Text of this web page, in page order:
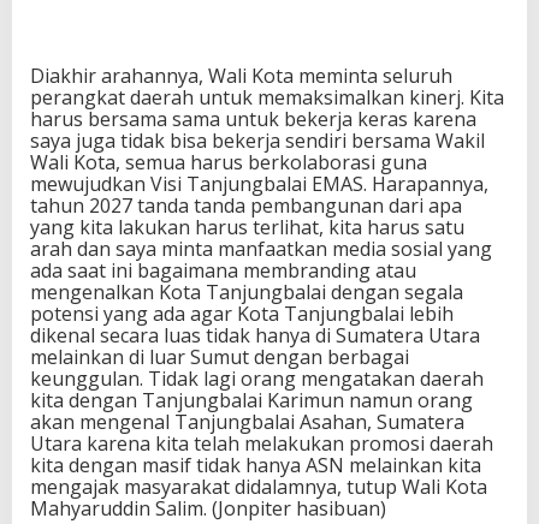
Diakhir arahannya, Wali Kota meminta seluruh
perangkat daerah untuk memaksimalkan kinerj. Kita
harus bersama sama untuk bekerja keras karena
saya juga tidak bisa bekerja sendiri bersama Wakil
Wali Kota, semua harus berkolaborasi guna
mewujudkan Visi Tanjungbalai EMAS. Harapannya,
tahun 2027 tanda tanda pembangunan dari apa
yang kita lakukan harus terlihat, kita harus satu
arah dan saya minta manfaatkan media sosial yang
ada saat ini bagaimana membranding atau
mengenalkan Kota Tanjungbalai dengan segala
potensi yang ada agar Kota Tanjungbalai lebih
dikenal secara luas tidak hanya di Sumatera Utara
melainkan di luar Sumut dengan berbagai
keunggulan. Tidak lagi orang mengatakan daerah
kita dengan Tanjungbalai Karimun namun orang
akan mengenal Tanjungbalai Asahan, Sumatera
Utara karena kita telah melakukan promosi daerah
kita dengan masif tidak hanya ASN melainkan kita
mengajak masyarakat didalamnya, tutup Wali Kota
Mahyaruddin Salim. (Jonpiter hasibuan)